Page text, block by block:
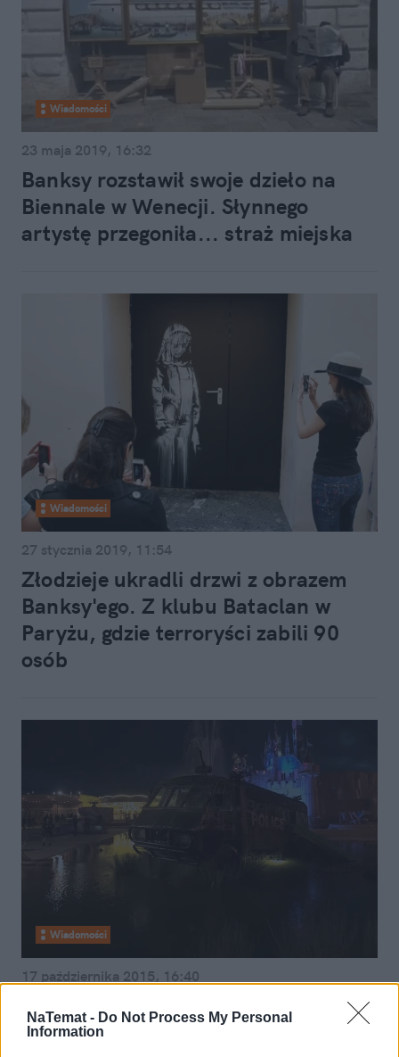
NaTemat - Do Not Process My Personal
Information
Wiadomości
23 maja 2019, 16:32
Banksy rozstawił swoje dzieło na
Biennale w Wenecji. Słynnego
artystę przegoniła... straż miejska
Wiadomości
27 stycznia 2019, 11:54
Złodzieje ukradli drzwi z obrazem
Banksy'ego. Z klubu Bataclan w
Paryżu, gdzie terroryści zabili 90
osób
Wiadomości
17 października 2015, 16:40
Banksy znów trolluje świat.
Fragment parku rozrywki w obozie